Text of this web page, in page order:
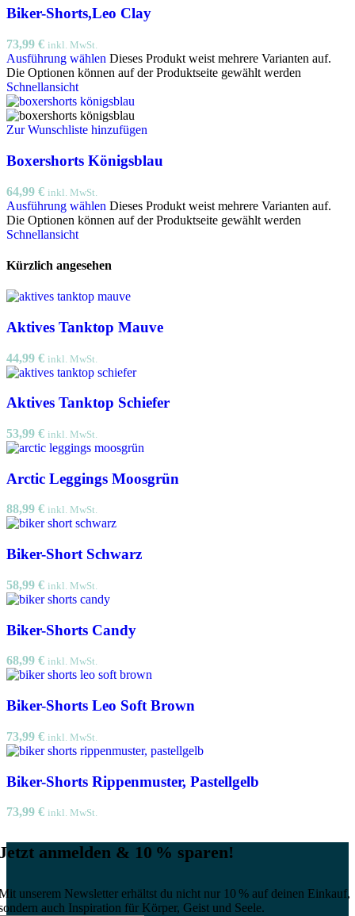
Biker-Shorts,Leo Clay
73,99 € inkl. MwSt.
Ausführung wählen Dieses Produkt weist mehrere Varianten auf.
Die Optionen können auf der Produktseite gewählt werden
Schnellansicht
Zur Wunschliste hinzufügen
Boxershorts Königsblau
64,99 € inkl. MwSt.
Ausführung wählen Dieses Produkt weist mehrere Varianten auf.
Die Optionen können auf der Produktseite gewählt werden
Schnellansicht
Kürzlich angesehen
Aktives Tanktop Mauve
44,99 € inkl. MwSt.
Aktives Tanktop Schiefer
53,99 € inkl. MwSt.
Arctic Leggings Moosgrün
88,99 € inkl. MwSt.
Biker-Short Schwarz
58,99 € inkl. MwSt.
Biker-Shorts Candy
68,99 € inkl. MwSt.
Biker-Shorts Leo Soft Brown
73,99 € inkl. MwSt.
Biker-Shorts Rippenmuster, Pastellgelb
73,99 € inkl. MwSt.
anmelden & 10 % sparen!
unserem Newsletter erhältst du nicht nur 10 % auf deinen Einkauf,
auch Inspiration für Körper, Geist und Seele.